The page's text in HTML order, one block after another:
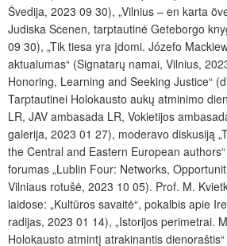
Švedija, 2023 09 30), „Vilnius – en karta
Judiska Scenen, tarptautinė Geteborgo
09 30), „Tik tiesa yra įdomi. Józefo
aktualumas“ (Signatarų namai, Vilnius,
Honoring, Learning and Seeking Justice“
Tarptautinei Holokausto aukų atminimo
LR, JAV ambasada LR, Vokietijos
galerija, 2023 01 27), moderavo diskusiją
the Central and Eastern European
forumas „Lublin Four: Networks,
Vilniaus rotušė, 2023 10 05). Prof. M.
laidose: „Kultūros savaitė“, pokalbis apie
radijas, 2023 01 14), „Istorijos perimetrai.
Holokausto atmintį atrakinantis